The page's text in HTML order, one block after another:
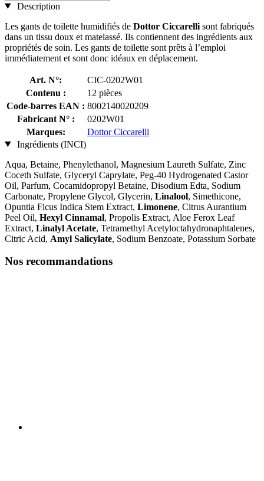
Description
Les gants de toilette humidifiés de Dottor Ciccarelli sont fabriqués
dans un tissu doux et matelassé. Ils contiennent des ingrédients aux
propriétés de soin. Les gants de toilette sont prêts à l’emploi
immédiatement et sont donc idéaux en déplacement.
Art. N°:
CIC-0202W01
Contenu :
12 pièces
Code-barres EAN : 8002140020209
Fabricant N° :
0202W01
Marques:
Dottor Ciccarelli
Ingrédients (INCI)
Aqua, Betaine, Phenylethanol, Magnesium Laureth Sulfate, Zinc
Coceth Sulfate, Glyceryl Caprylate, Peg-40 Hydrogenated Castor
Oil, Parfum, Cocamidopropyl Betaine, Disodium Edta, Sodium
Carbonate, Propylene Glycol, Glycerin, Linalool, Simethicone,
Opuntia Ficus Indica Stem Extract, Limonene, Citrus Aurantium
Peel Oil, Hexyl Cinnamal, Propolis Extract, Aloe Ferox Leaf
Extract, Linalyl Acetate, Tetramethyl Acetyloctahydronaphtalenes,
Citric Acid, Amyl Salicylate, Sodium Benzoate, Potassium Sorbate
Nos recommandations